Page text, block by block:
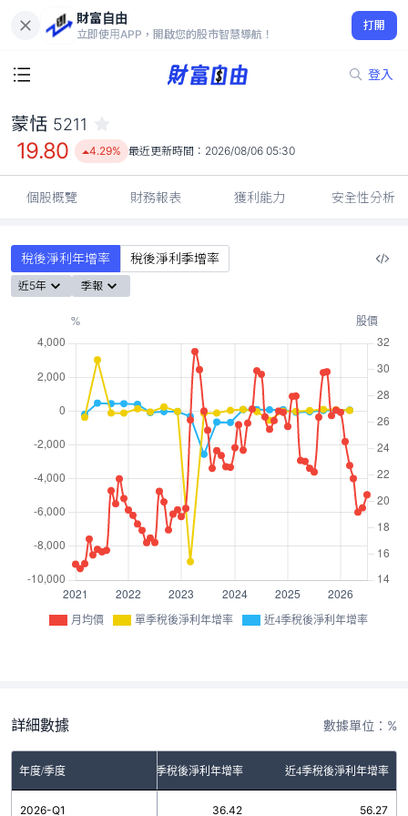
財富自由
立即使用APP，開啟您的股市智慧導航！
打開
登入
19.80
4.29%
蒙恬 5211
19.80 4.29% 最近更新時間： 2026/08/06 05:30
個股概覽 財務報表 獲利能力 安全性分析
稅後淨利年增率 稅後淨利季增率
近5年 季報
月均價 單季稅後淨利年增率 近4季稅後淨利年增率
詳細數據 數據單位：%
年度/季度 單季稅後淨利年增率 近4季稅後淨利年增率
2026-Q1 36.42 56.27